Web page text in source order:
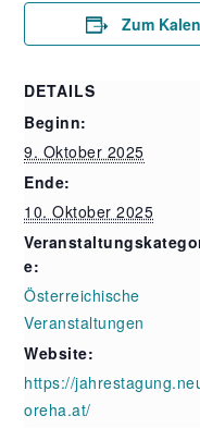
Zum
DETAILS
Beginn:
9. Oktober 2025
Ende:
10. Oktober 2025
e:
Österreichische
Veranstaltungen
Website:
https://
oreha.at/